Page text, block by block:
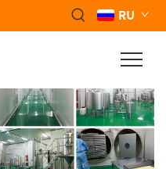
RU
с нами